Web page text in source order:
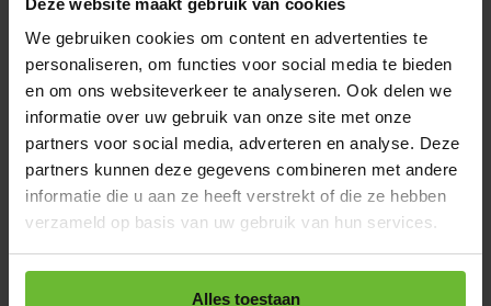
We gebruiken cookies om content en advertenties te
personaliseren, om functies voor social media te bieden
en om ons websiteverkeer te analyseren. Ook delen we
informatie over uw gebruik van onze site met onze
partners voor social media, adverteren en analyse. Deze
partners kunnen deze gegevens combineren met andere
informatie die u aan ze heeft verstrekt of die ze hebben
verzameld op basis van uw gebruik van hun services.
Alles toestaan
Zakje 80 gram
Op voorraad
Totaal:€3,25
Strooibus 330 gram
Art# 16235Z
€7,10
Totaal:€7,10
Zak 1 kilo
Art# 16235K
Op voorraad
€15,95
Totaal: €15,95
Baal a 20 kilo
€270,00